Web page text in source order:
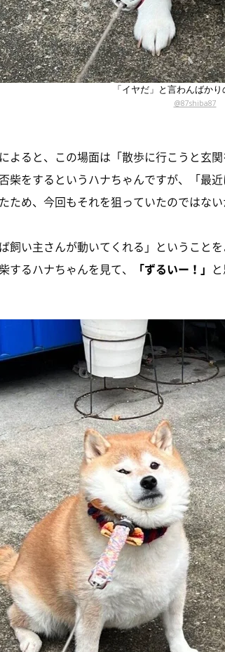
「イヤだ」と言わんばかり
@87shiba87
よると、この場面は「散歩に行こうと玄
柴をするというハナちゃんですが、「最
ため、今回もそれを狙っていたのではない
ば飼い主さんが動いてくれる」ということ
するハナちゃんを見て、
「ずるいー！」